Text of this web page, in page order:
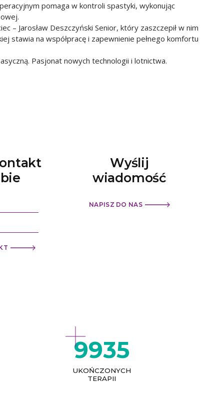
pomaga w kontroli spastyki, wykonując
– Jarosław Deszczyński Senior, który zaszczepił w nim
stawia na współpracę i zapewnienie pełnego komfortu
Pasjonat nowych technologii i lotnictwa.
Wyślij
wiadomość
NAPISZ DO NAS
9935
UKOŃCZONYCH
TERAPII